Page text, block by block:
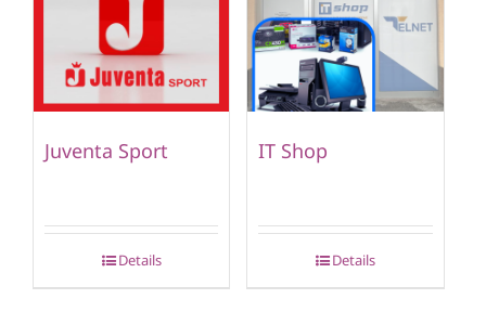
Juventa Sport
Details
IT Shop
Details